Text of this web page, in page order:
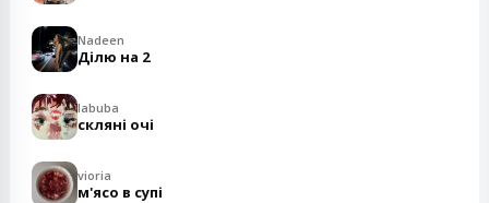
Nadeen
Ділю на 2
labuba
скляні очі
vioria
м'ясо в супі